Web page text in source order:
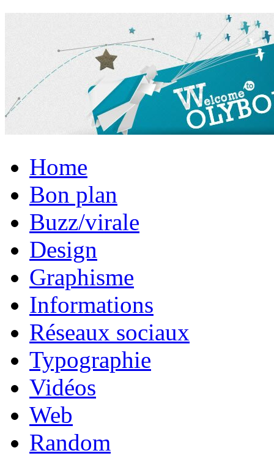
Home
Bon plan
Buzz/virale
Design
Graphisme
Informations
Réseaux sociaux
Typographie
Vidéos
Web
Random